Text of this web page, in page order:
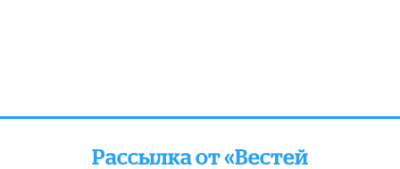
Рассылка от «Вестей